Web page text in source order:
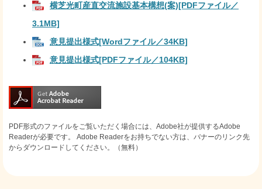
横芝光町産直交流施設基本構想(案)[PDFファイル／
3.1MB]
意見提出様式[Wordファイル／34KB]
意見提出様式[PDFファイル／104KB]
PDF形式のファイルをご覧いただく場合には、Adobe社が提供するAdobe
Readerが必要です。
Adobe Readerをお持ちでない方は、バナーのリンク先
からダウンロードしてください。（無料）